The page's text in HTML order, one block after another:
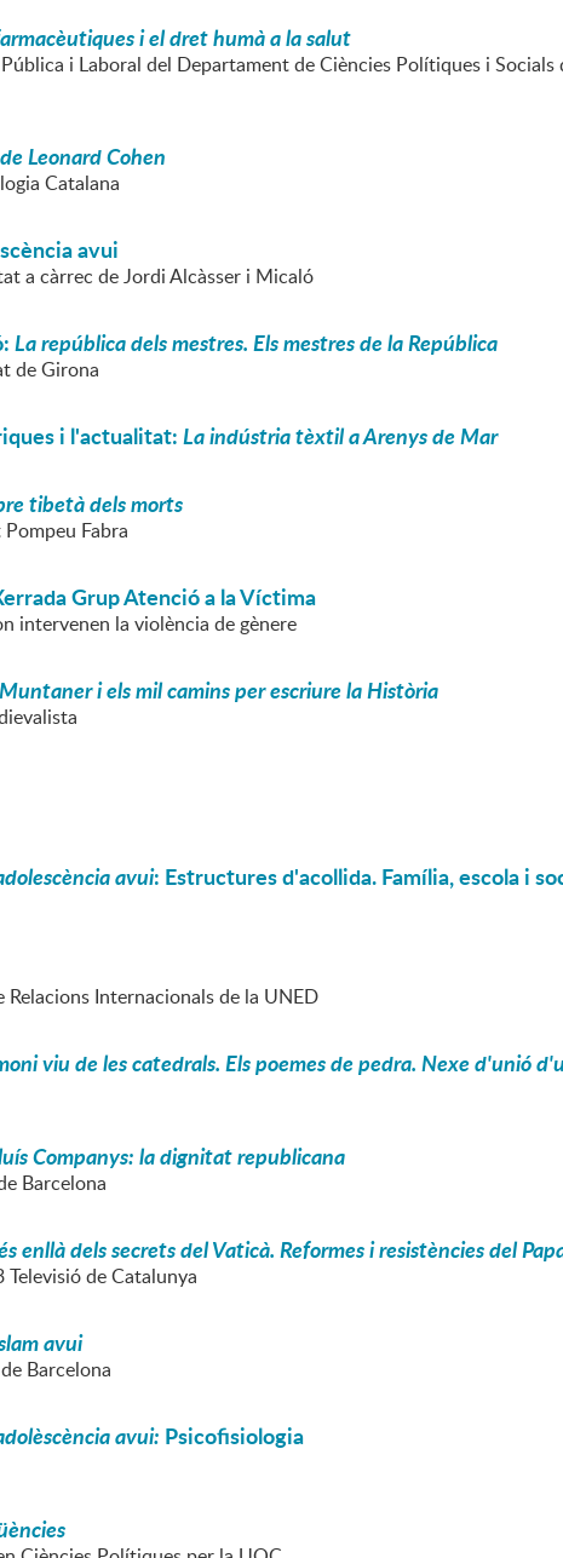
i el dret humà a la salut
i Laboral del Departament de Ciències Polítiques i
Leonard Cohen
Catalana
avui
a càrrec de Jordi Alcàsser i Micaló
La república dels mestres. Els mestres de la República
de Girona
i l'actualitat:La indústria tèxtil a Arenys de Mar
tibetà dels morts
Fabra
Grup Atenció a la Víctima
intervenen la violència de gènere
i els mil camins per escriure la Història
avui: Estructures d'acollida. Família, escola i
Internacionals de la UNED
viu de les catedrals. Els poemes de pedra. Nexe d'unió
Companys: la dignitat republicana
Barcelona
enllà dels secrets del Vaticà. Reformes i resistències del
de Catalunya
avui
Barcelona
avui: Psicofisiologia